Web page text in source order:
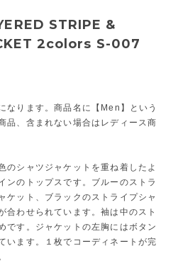
STRIPE &
2colors S-007
ります。商品名に【Men】という
品、含まれない場合はレディース商
のシャツジャケットを重ね着したよ
ンのトップスです。ブルーのストラ
ケット、ブラックのストライプシャ
合わせられています。袖は中のスト
です。ジャケットの左胸にはボタン
います。１枚でコーディネートが完